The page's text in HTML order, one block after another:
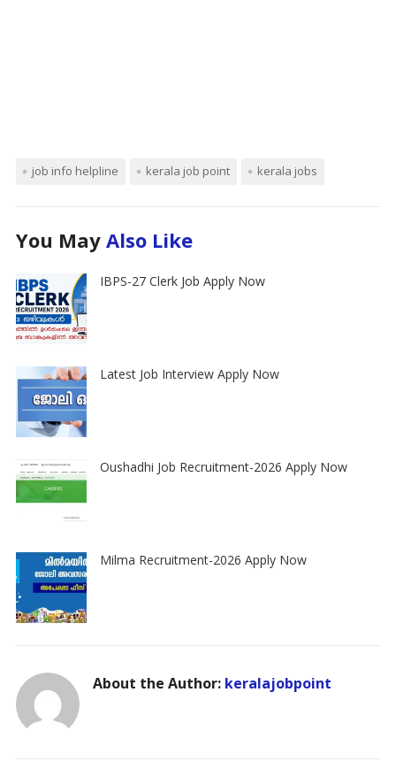
job info helpline kerala job point kerala jobs
You May Also Like
IBPS-27 Clerk Job Apply Now
Latest Job Interview Apply Now
Oushadhi Job Recruitment-2026 Apply Now
Milma Recruitment-2026 Apply Now
About the Author: keralajobpoint